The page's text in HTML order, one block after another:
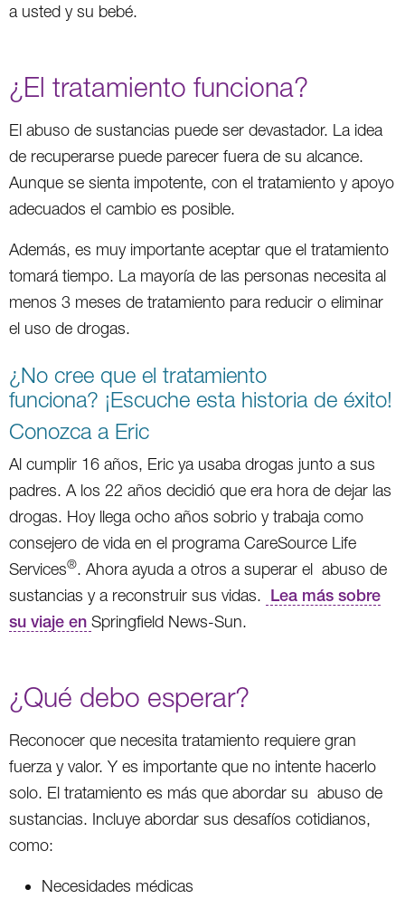
a usted y su bebé.
¿El tratamiento funciona?
El abuso de sustancias puede ser devastador. La idea
de recuperarse puede parecer fuera de su alcance.
Aunque se sienta impotente, con el tratamiento y apoyo
adecuados el cambio es posible.
Además, es muy importante aceptar que el tratamiento
tomará tiempo. La mayoría de las personas necesita al
menos 3 meses de tratamiento para reducir o eliminar
el uso de drogas.
¿No cree que el tratamiento
funciona? ¡Escuche esta historia de éxito!
Conozca a Eric
Al cumplir 16 años, Eric ya usaba drogas junto a sus
padres. A los 22 años decidió que era hora de dejar las
drogas. Hoy llega ocho años sobrio y trabaja como
consejero de vida en el programa CareSource Life
Services®. Ahora ayuda a otros a superar el abuso de
sustancias y a reconstruir sus vidas. Lea más sobre
su viaje en Springfield News-Sun.
¿Qué debo esperar?
Reconocer que necesita tratamiento requiere gran
fuerza y valor. Y es importante que no intente hacerlo
solo. El tratamiento es más que abordar su abuso de
sustancias. Incluye abordar sus desafíos cotidianos,
como:
Necesidades médicas